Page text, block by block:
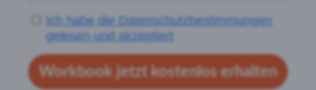
Ich habe die Datenschutzbestimmungen
gelesen und akzeptiert
Workbook jetzt kostenlos erhalten